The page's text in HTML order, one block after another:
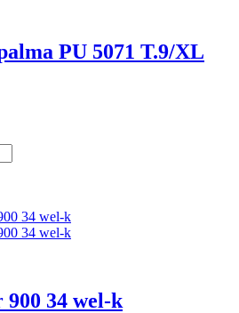
PU 5071 T.9/XL
900 34 wel-k